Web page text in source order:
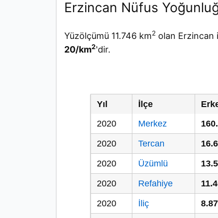
Erzincan Nüfus
Yüzölçümü 11.746 km2 olan Erzincan
20/km2'dir.
Yıl İlçe
2020
Merkez
2020 Tercan
2020 Üzümlü
2020 Refahiye
2020 İliç